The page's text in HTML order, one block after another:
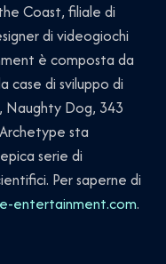
Coast, filiale di
di videogiochi
è composta da
case di sviluppo di
Naughty Dog, 343
sta
serie di
Per saperne di
entertainment.com.